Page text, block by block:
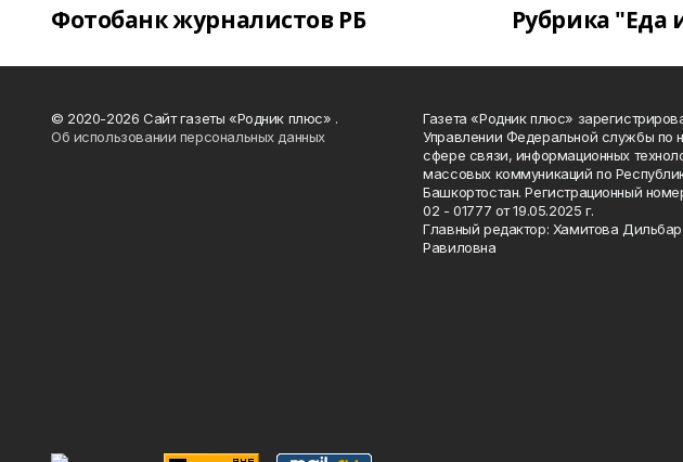
Фотобанк журналистов РБ Рубрика "Еда
© 2020-2026 Сайт газеты «Родник плюс» .
Об использовании персональных данных
Газета «Родник плюс»
Управлении Федеральной службы по
сфере связи, информационных
массовых коммуникаций по
Башкортостан. Регистрационный
02 - 01777 от 19.05.2025 г.
Главный редактор: Хамитова Дильбар
Равиловна